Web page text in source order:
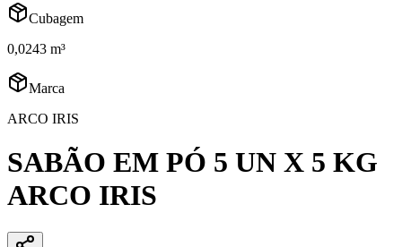
Cubagem
0,0243 m³
Marca
ARCO IRIS
SABÃO EM PÓ 5 UN X 5 KG
ARCO IRIS